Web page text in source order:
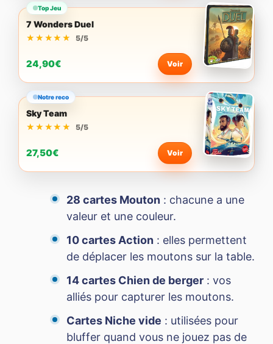
Top Jeu
7 Wonders Duel
★★★★★
★★★★★ 5/5
24,90€ Voir
Notre reco
Sky Team
★★★★★
★★★★★ 5/5
27,50€ Voir
28 cartes Mouton : chacune a une
valeur et une couleur.
10 cartes Action : elles permettent
de déplacer les moutons sur la table.
14 cartes Chien de berger : vos
alliés pour capturer les moutons.
Cartes Niche vide : utilisées pour
bluffer quand vous ne jouez pas de